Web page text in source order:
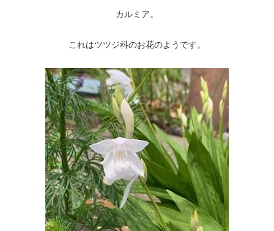
カルミア。
これはツツジ科のお花のようです。